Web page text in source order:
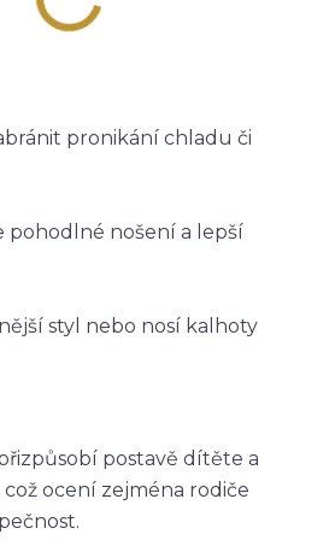
pronikání chladu či
pohodlné nošení a lepší
styl nebo nosí kalhoty
postavě dítěte a
ocení zejména rodiče